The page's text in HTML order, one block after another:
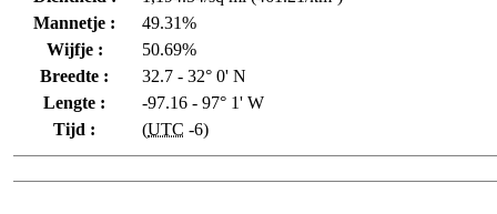
Mannetje :
49.31%
Wijfje :
50.69%
Breedte :
32.7 - 32° 0' N
Lengte :
-97.16 - 97° 1' W
Tijd :
(UTC -6)